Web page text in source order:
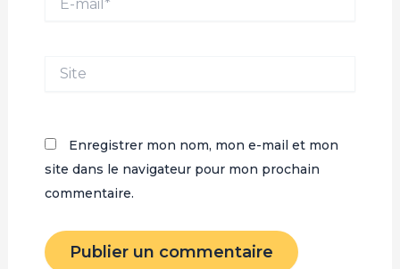
mail*
Site
Enregistrer mon nom, mon e-mail et mon
site dans le navigateur pour mon prochain
commentaire.